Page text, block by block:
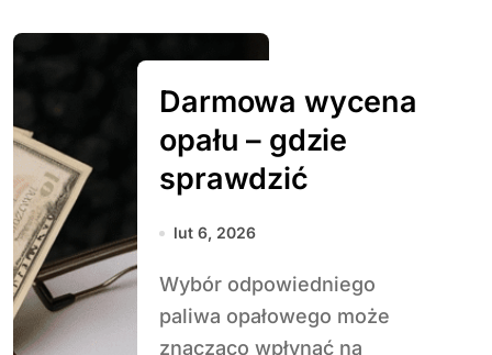
Darmowa wycena
opału – gdzie
sprawdzić
lut 6, 2026
Wybór odpowiedniego
paliwa opałowego może
znacząco wpłynąć na